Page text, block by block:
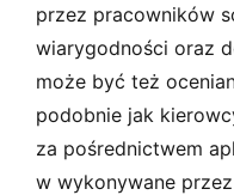
przez pracowników
wiarygodności oraz
może być też
podobnie jak
za pośrednictwem
w wykonywane